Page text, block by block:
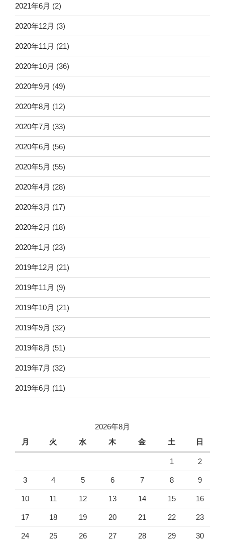
2021年6月 (2)
2020年12月 (3)
2020年11月 (21)
2020年10月 (36)
2020年9月 (49)
2020年8月 (12)
2020年7月 (33)
2020年6月 (56)
2020年5月 (55)
2020年4月 (28)
2020年3月 (17)
2020年2月 (18)
2020年1月 (23)
2019年12月 (21)
2019年11月 (9)
2019年10月 (21)
2019年9月 (32)
2019年8月 (51)
2019年7月 (32)
2019年6月 (11)
2026年8月
月
火 水 木 金 土 日
1 2
3 4 5 6 7 8 9
10 11 12 13 14 15 16
17 18 19 20 21 22 23
24 25 26 27 28 29 30